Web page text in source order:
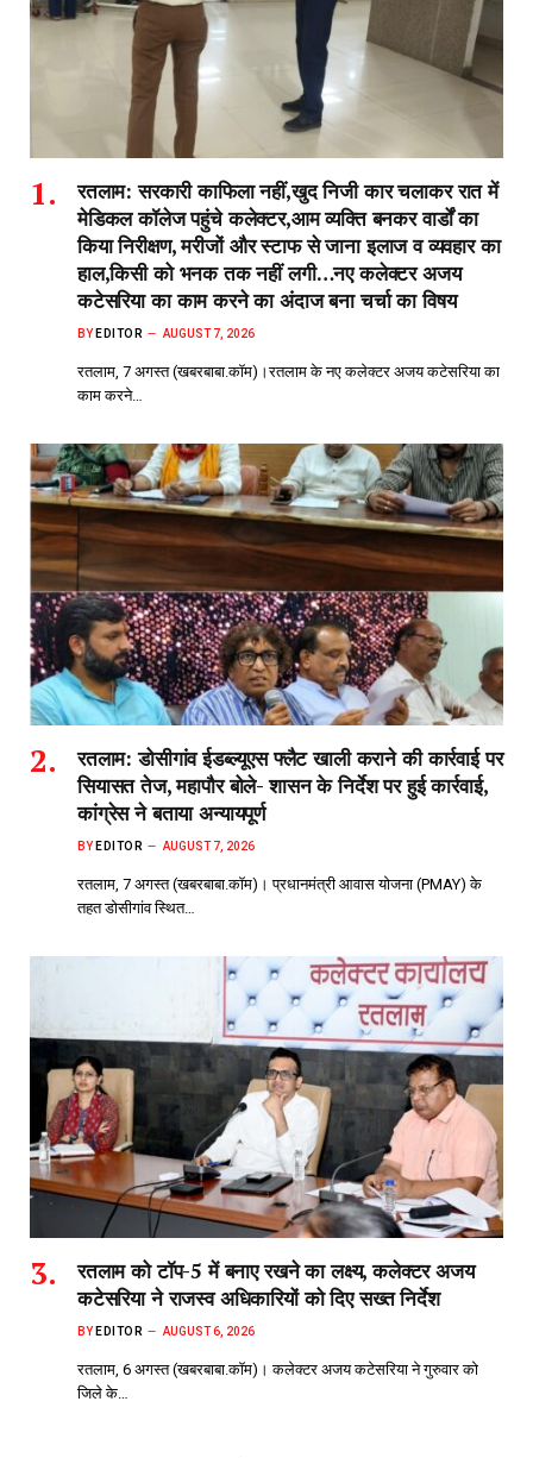
रतलाम: सरकारी काफिला नहीं,खुद निजी कार चलाकर रात में
मेडिकल कॉलेज पहुंचे कलेक्टर,आम व्यक्ति बनकर वार्डों का
किया निरीक्षण, मरीजों और स्टाफ से जाना इलाज व व्यवहार का
हाल,किसी को भनक तक नहीं लगी…नए कलेक्टर अजय
कटेसरिया का काम करने का अंदाज बना चर्चा का विषय
BY EDITOR AUGUST 7, 2026
रतलाम, 7 अगस्त (खबरबाबा.कॉम)।रतलाम के नए कलेक्टर अजय कटेसरिया का
काम करने…
रतलाम: डोसीगांव ईडब्ल्यूएस फ्लैट खाली कराने की कार्रवाई पर
सियासत तेज, महापौर बोले- शासन के निर्देश पर हुई कार्रवाई,
कांग्रेस ने बताया अन्यायपूर्ण
BY EDITOR AUGUST 7, 2026
रतलाम, 7 अगस्त (खबरबाबा.कॉम)। प्रधानमंत्री आवास योजना (PMAY) के
तहत डोसीगांव स्थित…
रतलाम को टॉप-5 में बनाए रखने का लक्ष्य, कलेक्टर अजय
कटेसरिया ने राजस्व अधिकारियों को दिए सख्त निर्देश
BY EDITOR AUGUST 6, 2026
रतलाम, 6 अगस्त (खबरबाबा.कॉम)। कलेक्टर अजय कटेसरिया ने गुरुवार को
जिले के…